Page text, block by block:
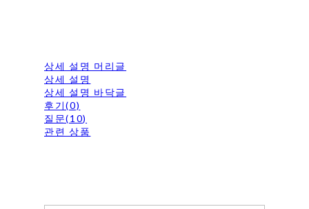
상세 설명 머리글
상세 설명
상세 설명 바닥글
후기(0)
질문(10)
관련 상품